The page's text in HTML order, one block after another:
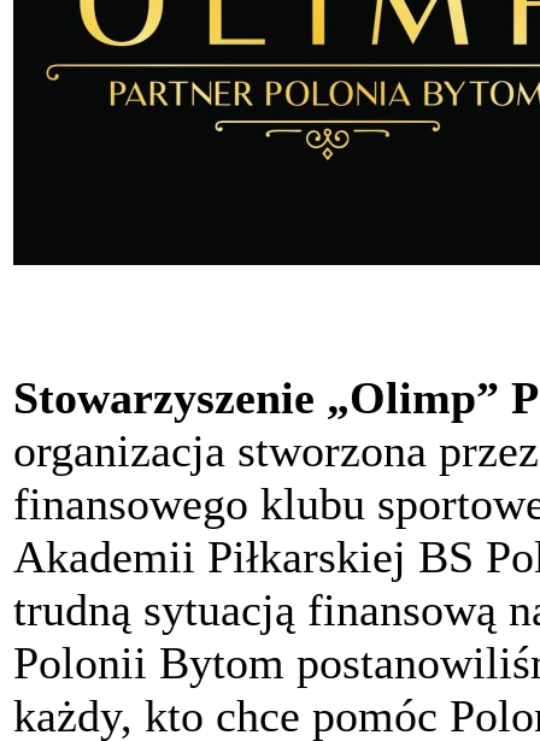
Stowarzyszenie „Olimp”
organizacja stworzona
finansowego klubu
Akademii Piłkarskiej BS
trudną sytuacją finansową
Polonii Bytom
każdy, kto chce pomóc